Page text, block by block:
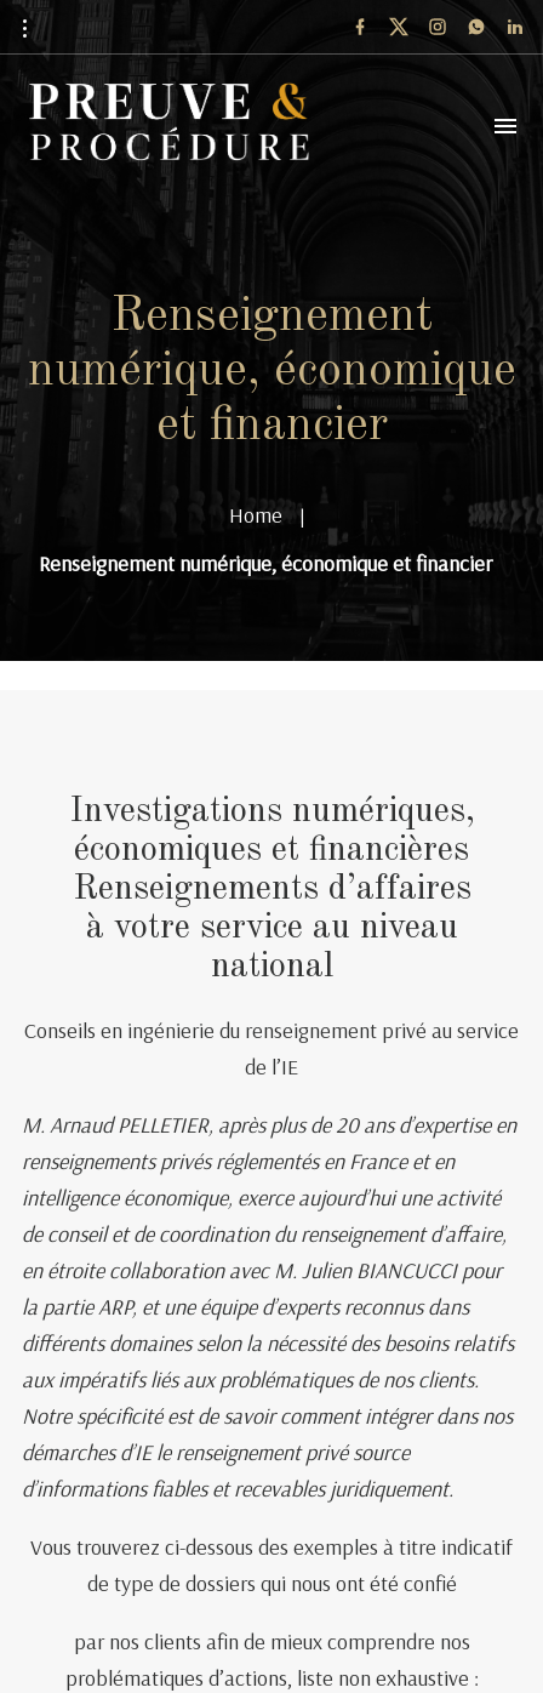
Renseignement
numérique, économique
et financier
Home |
Renseignement numérique, économique et financier
Investigations numériques,
économiques et financières
Renseignements d’affaires
à votre service au niveau
national
Conseils en ingénierie du renseignement privé au service
de l’IE
M. Arnaud PELLETIER, après plus de 20 ans d’expertise en
renseignements privés réglementés en France et en
intelligence économique, exerce aujourd’hui une activité
de conseil et de coordination du renseignement d’affaire,
en étroite collaboration avec M. Julien BIANCUCCI pour
la partie ARP, et une équipe d’experts reconnus dans
différents domaines selon la nécessité des besoins relatifs
aux impératifs liés aux problématiques de nos clients.
Notre spécificité est de savoir comment intégrer dans nos
démarches d’IE le renseignement privé source
d’informations fiables et recevables juridiquement.
Vous trouverez ci-dessous des exemples à titre indicatif
de type de dossiers qui nous ont été confié
par nos clients afin de mieux comprendre nos
problématiques d’actions, liste non exhaustive :